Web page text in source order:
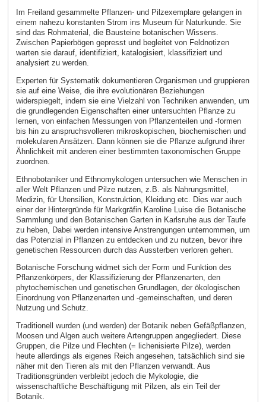
Im Freiland gesammelte Pflanzen- und Pilzexemplare gelangen in
einem nahezu konstanten Strom ins Museum für Naturkunde. Sie
sind das Rohmaterial, die Bausteine botanischen Wissens.
Zwischen Papierbögen gepresst und begleitet von Feldnotizen
warten sie darauf, identifiziert, katalogisiert, klassifiziert und
analysiert zu werden.
Experten für Systematik dokumentieren Organismen und gruppieren
sie auf eine Weise, die ihre evolutionären Beziehungen
widerspiegelt, indem sie eine Vielzahl von Techniken anwenden, um
die grundlegenden Eigenschaften einer untersuchten Pflanze zu
lernen, von einfachen Messungen von Pflanzenteilen und -formen
bis hin zu anspruchsvolleren mikroskopischen, biochemischen und
molekularen Ansätzen. Dann können sie die Pflanze aufgrund ihrer
Ähnlichkeit mit anderen einer bestimmten taxonomischen Gruppe
zuordnen.
Ethnobotaniker und Ethnomykologen untersuchen wie Menschen in
aller Welt Pflanzen und Pilze nutzen, z.B. als Nahrungsmittel,
Medizin, für Utensilien, Konstruktion, Kleidung etc. Dies war auch
einer der Hintergründe für Markgräfin Karoline Luise die Botanische
Sammlung und den Botanischen Garten in Karlsruhe aus der Taufe
zu heben, Dabei werden intensive Anstrengungen unternommen, um
das Potenzial in Pflanzen zu entdecken und zu nutzen, bevor ihre
genetischen Ressourcen durch das Aussterben verloren gehen.
Botanische Forschung widmet sich der Form und Funktion des
Pflanzenkörpers, der Klassifizierung der Pflanzenarten, den
phytochemischen und genetischen Grundlagen, der ökologischen
Einordnung von Pflanzenarten und -gemeinschaften, und deren
Nutzung und Schutz.
Traditionell wurden (und werden) der Botanik neben Gefäßpflanzen,
Moosen und Algen auch weitere Artengruppen angegliedert. Diese
Gruppen, die Pilze und Flechten (= lichenisierte Pilze), werden
heute allerdings als eigenes Reich angesehen, tatsächlich sind sie
näher mit den Tieren als mit den Pflanzen verwandt. Aus
Traditionsgründen verbleibt jedoch die Mykologie, die
wissenschaftliche Beschäftigung mit Pilzen, als ein Teil der
Botanik.